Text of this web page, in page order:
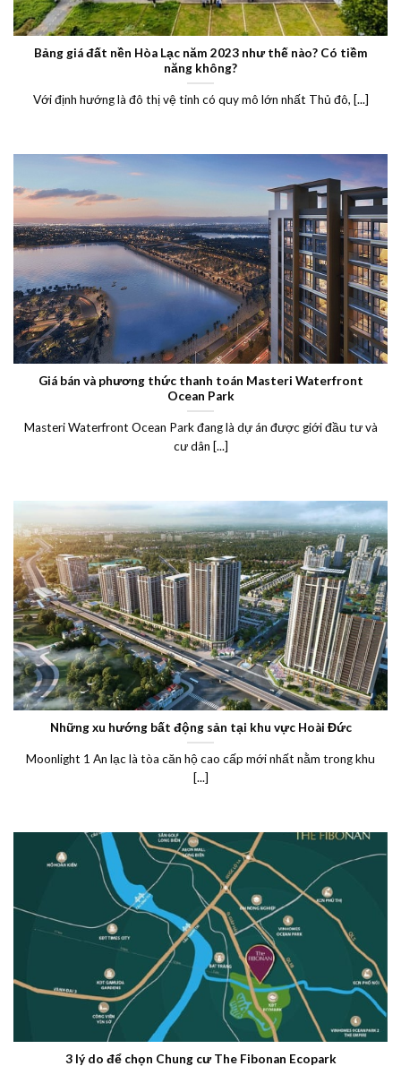
Bảng giá đất nền Hòa Lạc năm 2023 như thế nào? Có tiềm
năng không?
Với định hướng là đô thị vệ tinh có quy mô lớn nhất Thủ đô, [...]
Giá bán và phương thức thanh toán Masteri Waterfront
Ocean Park
Masteri Waterfront Ocean Park đang là dự án được giới đầu tư và
cư dân [...]
Những xu hướng bất động sản tại khu vực Hoài Đức
Moonlight 1 An lạc là tòa căn hộ cao cấp mới nhất nằm trong khu
[...]
3 lý do để chọn Chung cư The Fibonan Ecopark